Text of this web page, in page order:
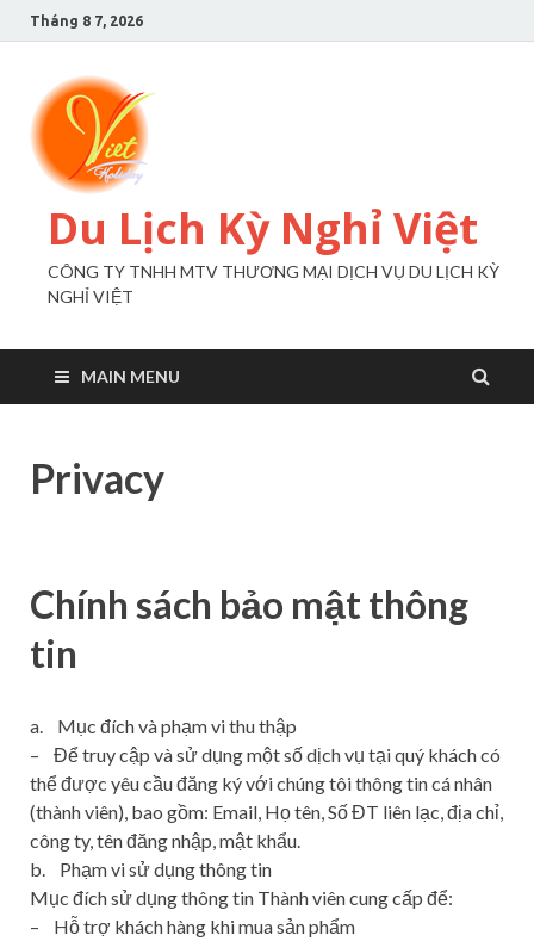
Tháng 8 7, 2026
Du Lịch Kỳ Nghỉ Việt
CÔNG TY TNHH MTV THƯƠNG MẠI DỊCH VỤ DU LỊCH KỲ
NGHỈ VIỆT
MAIN MENU
Privacy
Chính sách bảo mật thông
tin
a. Mục đích và phạm vi thu thập
– Để truy cập và sử dụng một số dịch vụ tại quý khách có
thể được yêu cầu đăng ký với chúng tôi thông tin cá nhân
(thành viên), bao gồm: Email, Họ tên, Số ĐT liên lạc, địa chỉ,
công ty, tên đăng nhập, mật khẩu.
b. Phạm vi sử dụng thông tin
Mục đích sử dụng thông tin Thành viên cung cấp để:
– Hỗ trợ khách hàng khi mua sản phẩm